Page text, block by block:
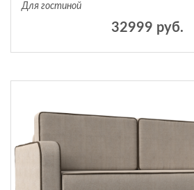
Для гостиной
32999 руб.